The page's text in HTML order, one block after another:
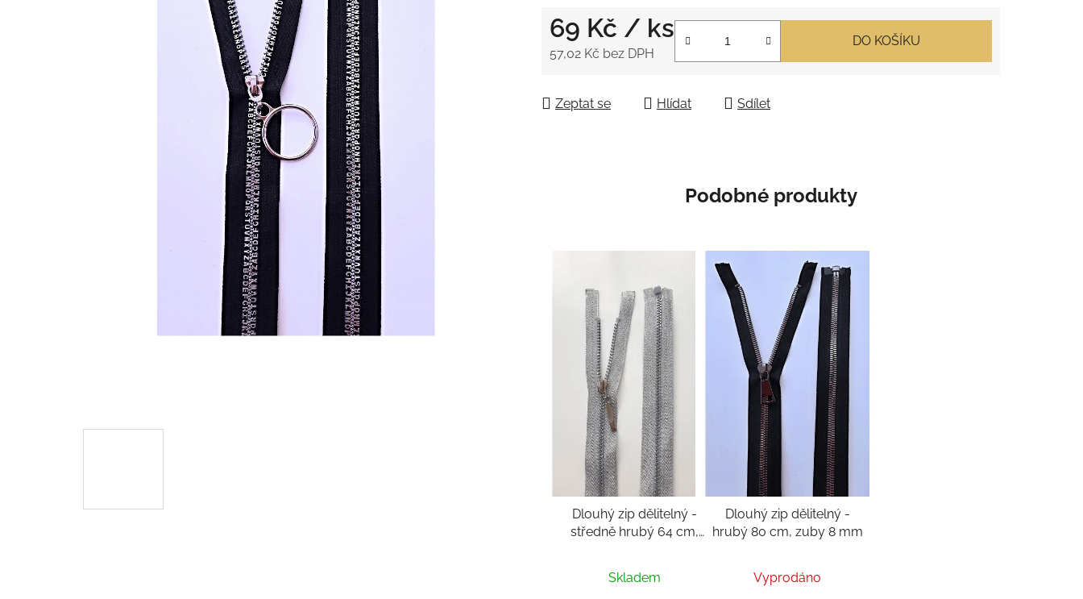
69 Kč / ks
57,02 Kč bez DPH
DO KOŠÍKU
Zeptat se Hlídat Sdílet
Podobné produkty
Dlouhý zip dělitelný -
středně hrubý 64 cm,
hodnocení
Skladem
Dlouhý zip dělitelný -
hrubý 80 cm, zuby 8 mm
hodnocení
Vyprodáno